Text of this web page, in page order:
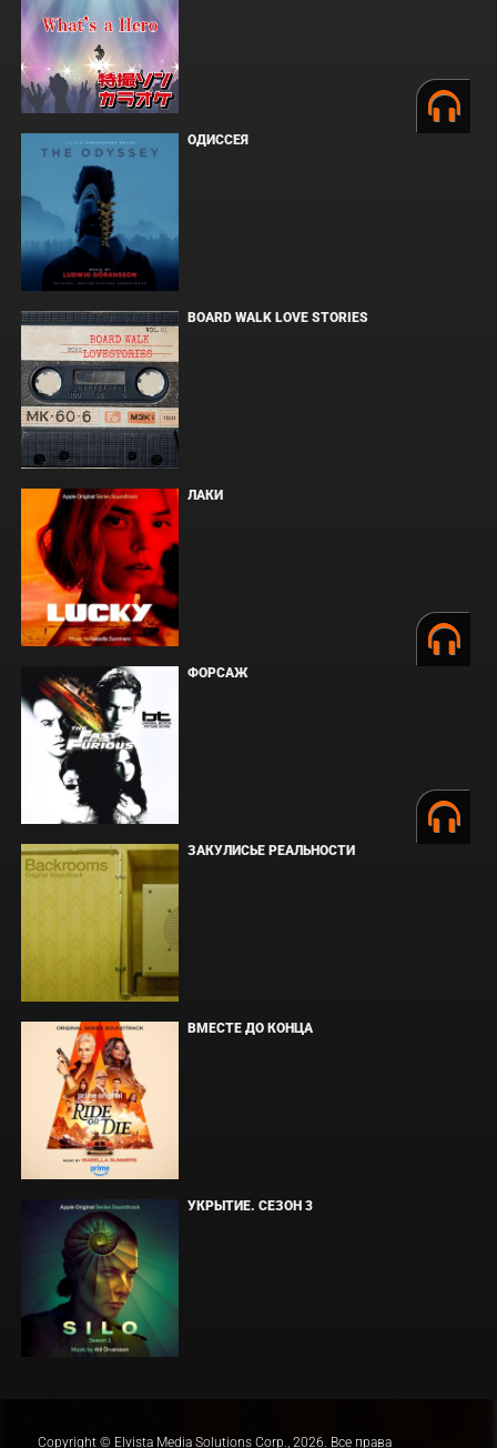
ОДИССЕЯ
BOARD WALK LOVE STORIES
ЛАКИ
ФОРСАЖ
ЗАКУЛИСЬЕ РЕАЛЬНОСТИ
ВМЕСТЕ ДО КОНЦА
УКРЫТИЕ. СЕЗОН 3
Copyright © Elvista Media Solutions Corp., 2026. Все права